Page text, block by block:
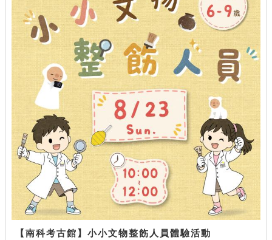
【南科考古館】小小文物整飭人員體驗活動